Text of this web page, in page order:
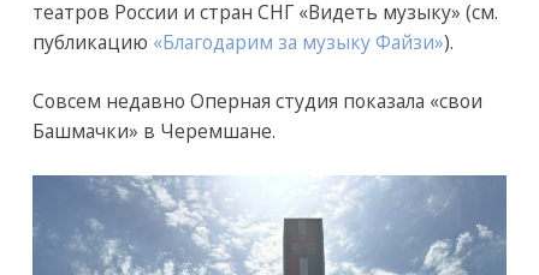
театров России и стран СНГ «Видеть музыку» (см.
публикацию «Благодарим за музыку Файзи»).
Совсем недавно Оперная студия показала «свои
Башмачки» в Черемшане.